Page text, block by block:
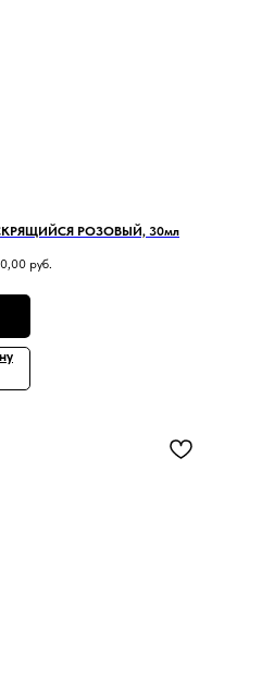
РОЗОВЫЙ, 30мл
руб.